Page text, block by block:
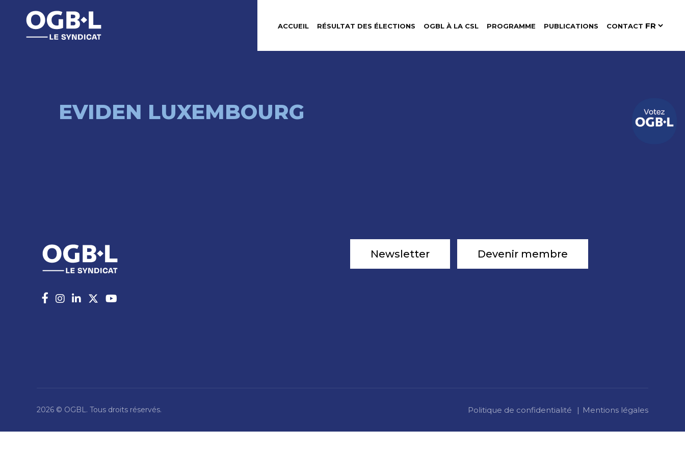
ACCUEIL RÉSULTAT DES ÉLECTIONS OGBL À LA CSL PROGRAMME PUBLICATIONS CONTACT
EVIDEN LUXEMBOURG
Newsletter Devenir membre
Politique de confidentialité Mentions légales
2026 © OGBL. Tous droits réservés.